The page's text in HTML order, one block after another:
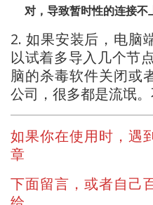
对，导致暂时性的连接不
2. 如果安装后，电脑
以试着多导入几个节
脑的杀毒软件关闭或
公司，很多都是流氓。
如果你在使用时，遇
章
下面留言，或者自己